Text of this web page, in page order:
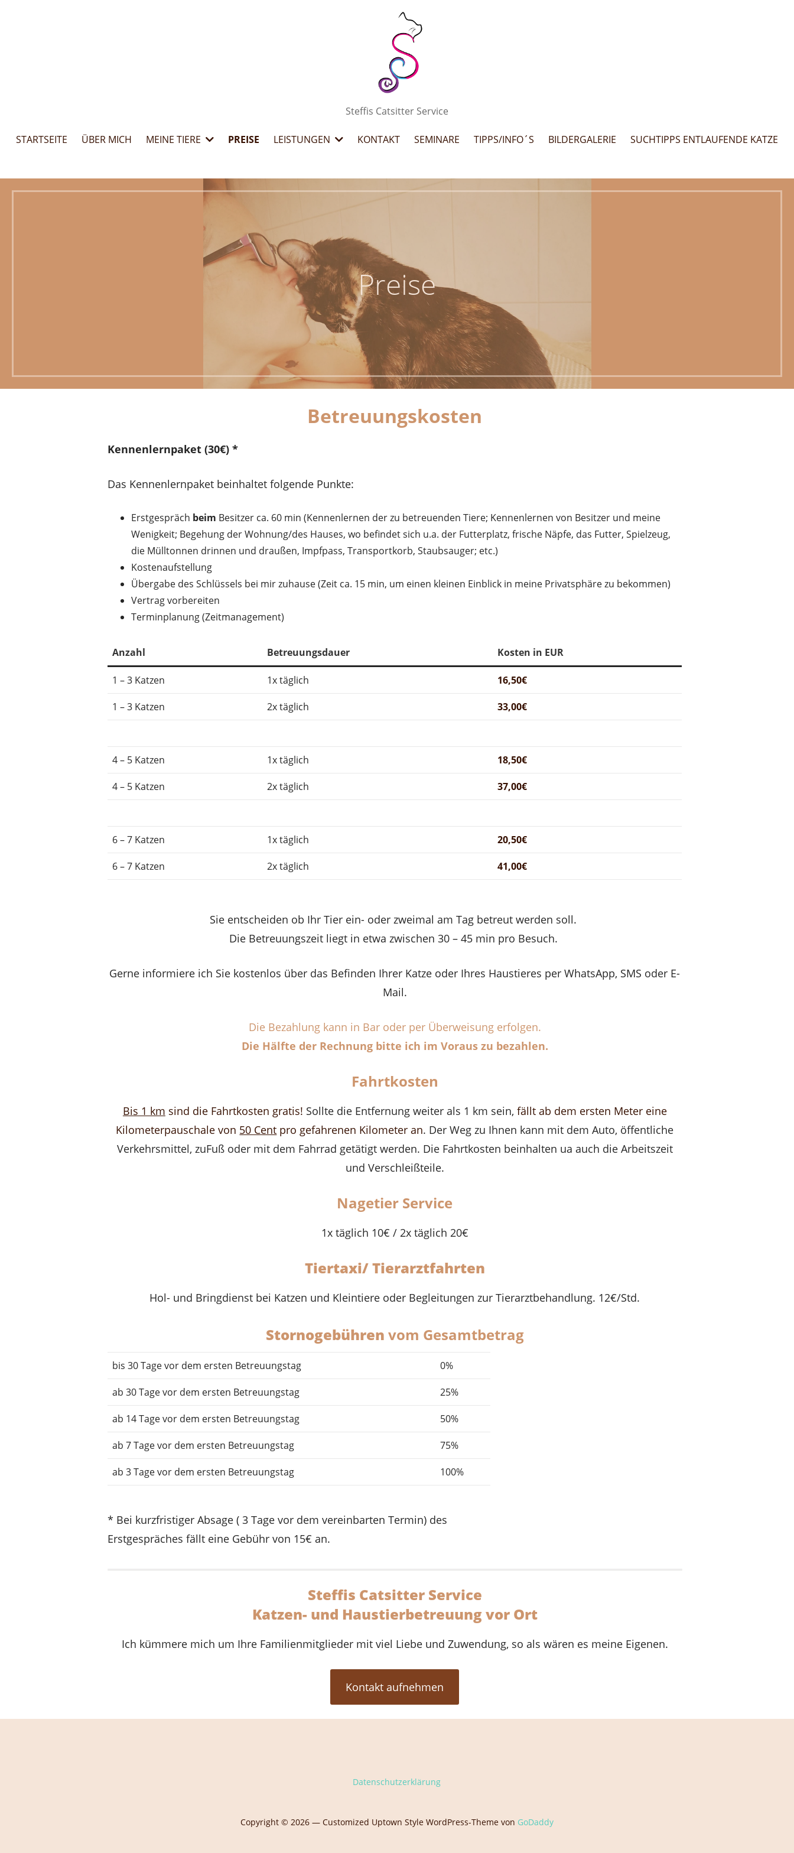
Steffis Catsitter Service
STARTSEITE ÜBER MICH MEINE TIERE PREISE LEISTUNGEN KONTAKT SEMINARE TIPPS/INFO´S BILDERGALERIE SUCHTIPPS ENTLAUFENDE KATZE
Preise
Betreuungskosten
Kennenlernpaket (30€) *
Das Kennenlernpaket beinhaltet folgende Punkte:
Erstgespräch beim Besitzer ca. 60 min (Kennenlernen der zu betreuenden Tiere; Kennenlernen von Besitzer und meine
Wenigkeit; Begehung der Wohnung/des Hauses, wo befindet sich u.a. der Futterplatz, frische Näpfe, das Futter, Spielzeug,
die Mülltonnen drinnen und draußen, Impfpass, Transportkorb, Staubsauger; etc.)
Kostenaufstellung
Übergabe des Schlüssels bei mir zuhause (Zeit ca. 15 min, um einen kleinen Einblick in meine Privatsphäre zu bekommen)
Vertrag vorbereiten
Terminplanung (Zeitmanagement)
Anzahl Betreuungsdauer Kosten in EUR
1 – 3 Katzen 1x täglich 16,50€
1 – 3 Katzen 2x täglich 33,00€
4 – 5 Katzen 1x täglich 18,50€
4 – 5 Katzen 2x täglich 37,00€
6 – 7 Katzen 1x täglich 20,50€
6 – 7 Katzen 2x täglich 41,00€
Sie entscheiden ob Ihr Tier ein- oder zweimal am Tag betreut werden soll.
Die Betreuungszeit liegt in etwa zwischen 30 – 45 min pro Besuch.
Gerne informiere ich Sie kostenlos über das Befinden Ihrer Katze oder Ihres Haustieres per WhatsApp, SMS oder E-
Mail.
Die Bezahlung kann in Bar oder per Überweisung erfolgen.
Die Hälfte der Rechnung bitte ich im Voraus zu bezahlen.
Fahrtkosten
Bis 1 km sind die Fahrtkosten gratis! Sollte die Entfernung weiter als 1 km sein, fällt ab dem ersten Meter eine
Kilometerpauschale von 50 Cent pro gefahrenen Kilometer an. Der Weg zu Ihnen kann mit dem Auto, öffentliche
Verkehrsmittel, zuFuß oder mit dem Fahrrad getätigt werden. Die Fahrtkosten beinhalten ua auch die Arbeitszeit
und Verschleißteile.
Nagetier Service
1x täglich 10€ / 2x täglich 20€
Tiertaxi/ Tierarztfahrten
Hol- und Bringdienst bei Katzen und Kleintiere oder Begleitungen zur Tierarztbehandlung. 12€/Std.
Stornogebühren vom Gesamtbetrag
bis 30 Tage vor dem ersten Betreuungstag 0%
ab 30 Tage vor dem ersten Betreuungstag 25%
ab 14 Tage vor dem ersten Betreuungstag 50%
ab 7 Tage vor dem ersten Betreuungstag 75%
ab 3 Tage vor dem ersten Betreuungstag 100%
* Bei kurzfristiger Absage ( 3 Tage vor dem vereinbarten Termin) des
Erstgespräches fällt eine Gebühr von 15€ an.
Steffis Catsitter Service
Katzen- und Haustierbetreuung vor Ort
Ich kümmere mich um Ihre Familienmitglieder mit viel Liebe und Zuwendung, so als wären es meine Eigenen.
Kontakt aufnehmen
Datenschutzerklärung
Copyright © 2026 — Customized Uptown Style WordPress-Theme von GoDaddy